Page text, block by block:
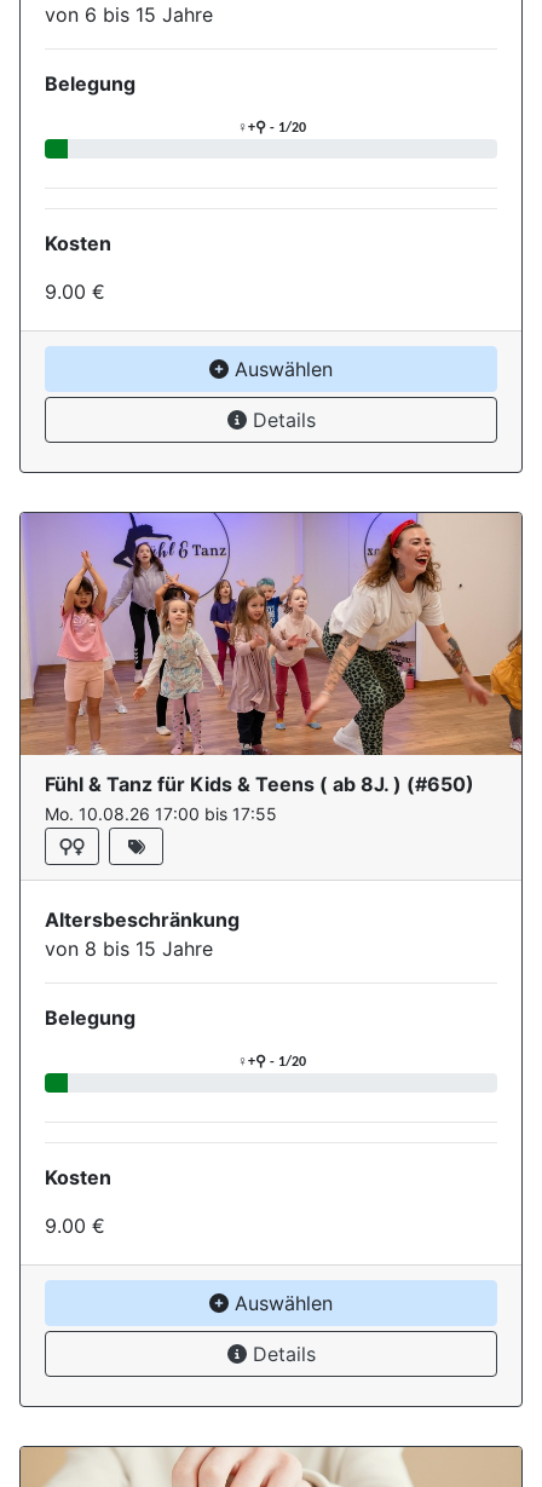
von 6 bis 15 Jahre
Belegung
♀+⚲ - 1/20
Aktuelle Belegung für die
Kosten
9.00 €
Auswählen
Details
Fühl & Tanz für Kids & Teens ( ab 8J. ) (#650)
Mo. 10.08.26 17:00 bis 17:55
Altersbeschränkung
von 8 bis 15 Jahre
Belegung
♀+⚲ - 1/20
Aktuelle Belegung für die
Kosten
9.00 €
Auswählen
Details